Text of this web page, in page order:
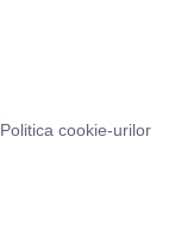
Politica cookie-urilor